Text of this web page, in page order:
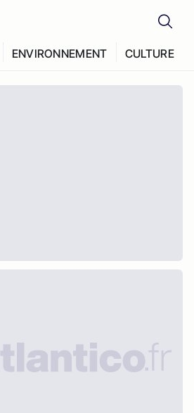
ENVIRONNEMENT CULTURE